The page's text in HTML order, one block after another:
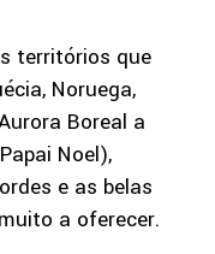
territórios que
Noruega,
Boreal a
Noel),
e as belas
a oferecer.